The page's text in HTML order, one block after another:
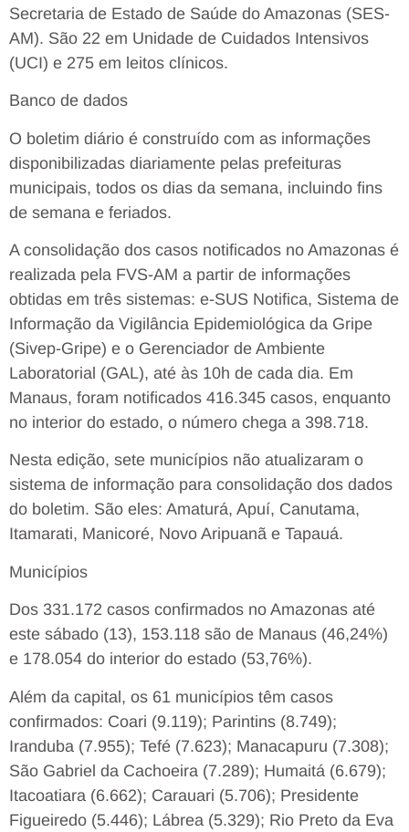
Secretaria de Estado de Saúde do Amazonas (SES-
AM). São 22 em Unidade de Cuidados Intensivos
(UCI) e 275 em leitos clínicos.
Banco de dados
O boletim diário é construído com as informações
disponibilizadas diariamente pelas prefeituras
municipais, todos os dias da semana, incluindo fins
de semana e feriados.
A consolidação dos casos notificados no Amazonas é
realizada pela FVS-AM a partir de informações
obtidas em três sistemas: e-SUS Notifica, Sistema de
Informação da Vigilância Epidemiológica da Gripe
(Sivep-Gripe) e o Gerenciador de Ambiente
Laboratorial (GAL), até às 10h de cada dia. Em
Manaus, foram notificados 416.345 casos, enquanto
no interior do estado, o número chega a 398.718.
Nesta edição, sete municípios não atualizaram o
sistema de informação para consolidação dos dados
do boletim. São eles: Amaturá, Apuí, Canutama,
Itamarati, Manicoré, Novo Aripuanã e Tapauá.
Municípios
Dos 331.172 casos confirmados no Amazonas até
este sábado (13), 153.118 são de Manaus (46,24%)
e 178.054 do interior do estado (53,76%).
Além da capital, os 61 municípios têm casos
confirmados: Coari (9.119); Parintins (8.749);
Iranduba (7.955); Tefé (7.623); Manacapuru (7.308);
São Gabriel da Cachoeira (7.289); Humaitá (6.679);
Itacoatiara (6.662); Carauari (5.706); Presidente
Figueiredo (5.446); Lábrea (5.329); Rio Preto da Eva